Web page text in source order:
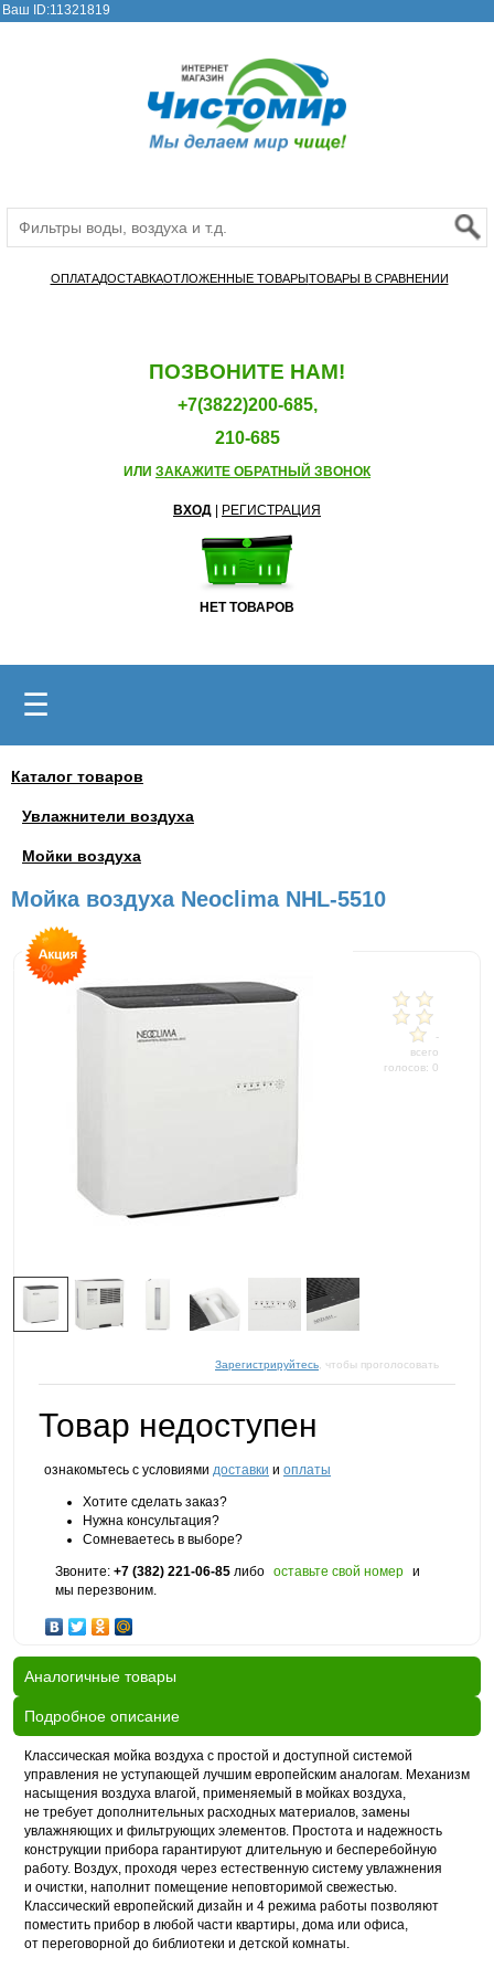
Ваш ID:11321819
ОПЛАТАДОСТАВКАОТЛОЖЕННЫЕ ТОВАРЫТОВАРЫ В СРАВНЕНИИ
ПОЗВОНИТЕ НАМ!
+7(3822)200-685,
210-685
ИЛИ ЗАКАЖИТЕ ОБРАТНЫЙ ЗВОНОК
ВХОД РЕГИСТРАЦИЯ
НЕТ ТОВАРОВ
☰
Каталог товаров
Увлажнители воздуха
Мойки воздуха
Мойка воздуха Neoclima NHL-5510
-
всего
голосов: 0
Зарегистрируйтесь , чтобы проголосовать
Товар недоступен
ознакомьтесь с условиями доставки и оплаты
Хотите сделать заказ?
Нужна консультация?
Сомневаетесь в выборе?
Звоните: +7 (382) 221-06-85 либо оставьте свой номер и
мы перезвоним.
Аналогичные товары
Подробное описание
Классическая мойка воздуха с простой и доступной системой
управления не уступающей лучшим европейским аналогам. Механизм
насыщения воздуха влагой, применяемый в мойках воздуха,
не требует дополнительных расходных материалов, замены
увлажняющих и фильтрующих элементов. Простота и надежность
конструкции прибора гарантируют длительную и бесперебойную
работу. Воздух, проходя через естественную систему увлажнения
и очистки, наполнит помещение неповторимой свежестью.
Классический европейский дизайн и 4 режима работы позволяют
поместить прибор в любой части квартиры, дома или офиса,
от переговорной до библиотеки и детской комнаты.